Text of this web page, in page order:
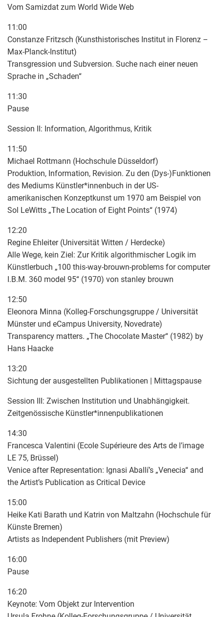
Vom Samizdat zum World Wide Web
11:00
Constanze Fritzsch (Kunsthistorisches Institut in Florenz –
Max-Planck-Institut)
Transgression und Subversion. Suche nach einer neuen
Sprache in „Schaden“
11:30
Pause
Session II: Information, Algorithmus, Kritik
11:50
Michael Rottmann (Hochschule Düsseldorf)
Produktion, Information, Revision. Zu den (Dys-)Funktionen
des Mediums Künstler*innenbuch in der US-
amerikanischen Konzeptkunst um 1970 am Beispiel von
Sol LeWitts „The Location of Eight Points“ (1974)
12:20
Regine Ehleiter (Universität Witten / Herdecke)
Alle Wege, kein Ziel: Zur Kritik algorithmischer Logik im
Künstlerbuch „100 this-way-brouwn-problems for computer
I.B.M. 360 model 95“ (1970) von stanley brouwn
12:50
Eleonora Minna (Kolleg-Forschungsgruppe / Universität
Münster und eCampus University, Novedrate)
Transparency matters. „The Chocolate Master“ (1982) by
Hans Haacke
13:20
Sichtung der ausgestellten Publikationen | Mittagspause
Session III: Zwischen Institution und Unabhängigkeit.
Zeitgenössische Künstler*innenpublikationen
14:30
Francesca Valentini (Ecole Supérieure des Arts de l’image
LE 75, Brüssel)
Venice after Representation: Ignasi Aballí’s „Venecia“ and
the Artist’s Publication as Critical Device
15:00
Heike Kati Barath und Katrin von Maltzahn (Hochschule für
Künste Bremen)
Artists as Independent Publishers (mit Preview)
16:00
Pause
16:20
Keynote: Vom Objekt zur Intervention